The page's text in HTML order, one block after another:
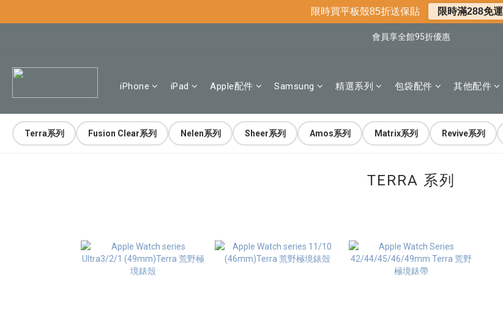
📍新客首購現折$50｜加入會員立即領取
📌年中下殺 手機殼3折起
會員享全館95折優惠
iPhone iPad Apple配件 Samsung 精選系列 包袋配件 其他配件
Terra系列 Fusion Clear系列 Nelen系列 Sheer系列 Amos系列 Matrix系列 Revive系列
TERRA 系列
限時買平板殼85折送保貼 限時滿288免運